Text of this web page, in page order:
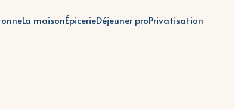
La maisonÉpicerieDéjeuner proPrivatisation